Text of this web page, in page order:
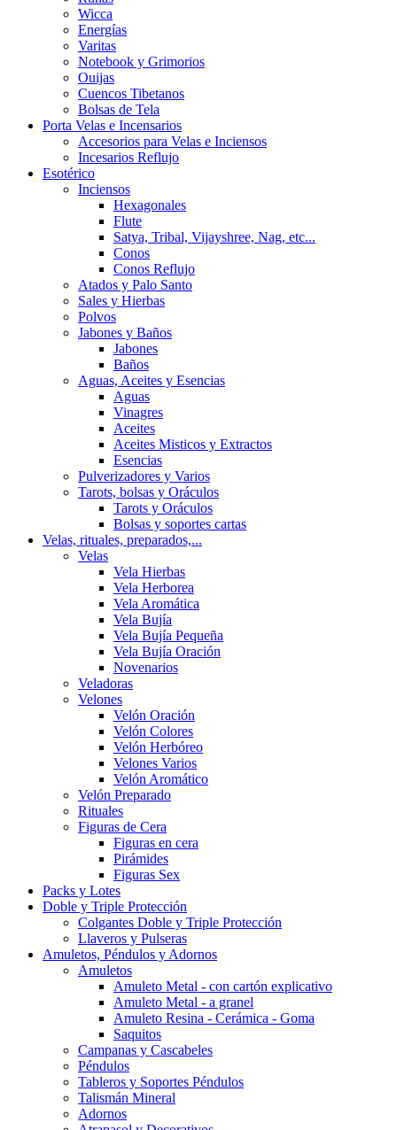
Wicca
Energías
Varitas
Notebook y Grimorios
Ouijas
Cuencos Tibetanos
Bolsas de Tela
Porta Velas e Incensarios
Accesorios para Velas e Inciensos
Incesarios Reflujo
Esotérico
Inciensos
Hexagonales
Flute
Satya, Tribal, Vijayshree, Nag, etc...
Conos
Conos Reflujo
Atados y Palo Santo
Sales y Hierbas
Polvos
Jabones y Baños
Jabones
Baños
Aguas, Aceites y Esencias
Aguas
Vinagres
Aceites
Aceites Misticos y Extractos
Esencias
Pulverizadores y Varios
Tarots, bolsas y Oráculos
Tarots y Oráculos
Bolsas y soportes cartas
Velas, rituales, preparados,...
Velas
Vela Hierbas
Vela Herborea
Vela Aromática
Vela Bujía
Vela Bujía Pequeña
Vela Bujía Oración
Novenarios
Veladoras
Velones
Velón Oración
Velón Colores
Velón Herbóreo
Velones Varios
Velón Aromático
Velón Preparado
Rituales
Figuras de Cera
Figuras en cera
Pirámides
Figuras Sex
Packs y Lotes
Doble y Triple Protección
Colgantes Doble y Triple Protección
Llaveros y Pulseras
Amuletos, Péndulos y Adornos
Amuletos
Amuleto Metal - con cartón explicativo
Amuleto Metal - a granel
Amuleto Resina - Cerámica - Goma
Saquitos
Campanas y Cascabeles
Péndulos
Tableros y Soportes Péndulos
Talismán Mineral
Adornos